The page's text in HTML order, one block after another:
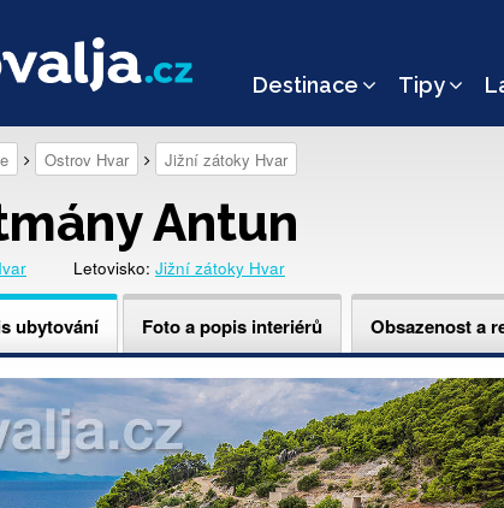
Destinace Tipy
Ostrov Hvar Jižní zátoky Hvar
Antun
Letovisko: Jižní zátoky Hvar
ubytování Foto a popis interiérů Obsazenost a